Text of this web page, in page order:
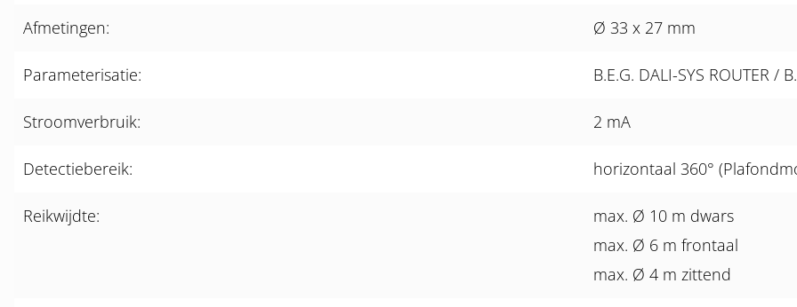
Afmetingen: Ø 33 x 27 mm
Parameterisatie: B.E.G. DALI-SYS ROUTER /
Stroomverbruik: 2 mA
Detectiebereik: horizontaal 360°
Reikwijdte:
max. Ø 10 m dwars
max. Ø 6 m frontaal
max. Ø 4 m zittend